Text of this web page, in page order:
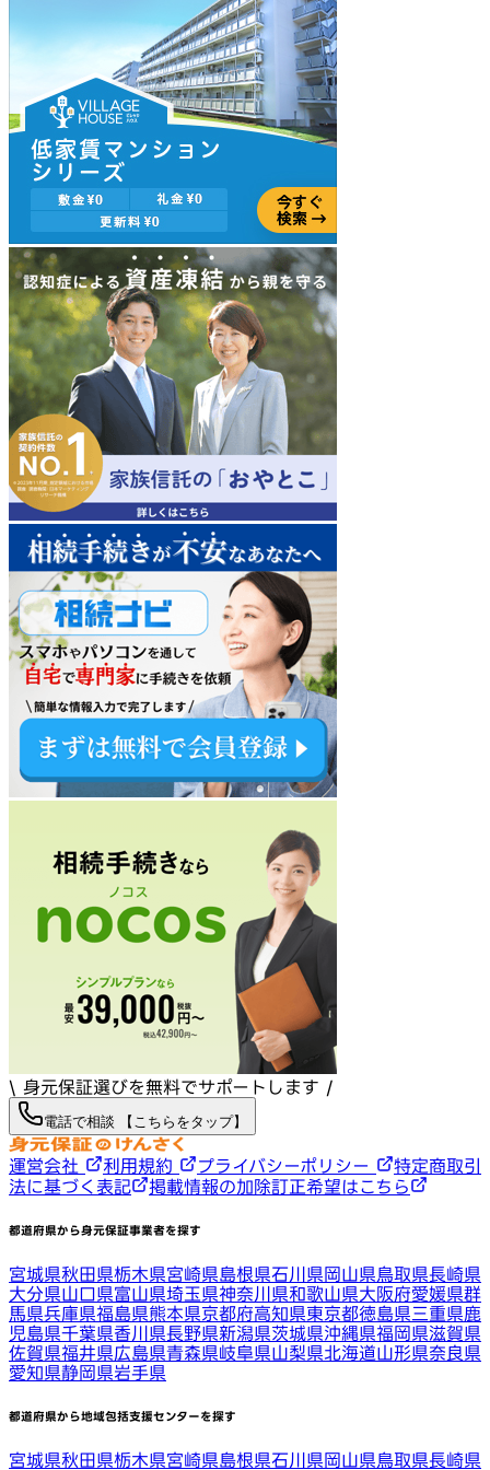
\ 身元保証選びを無料でサポートします /
電話で相談 【こちらをタップ】
運営会社 利用規約 プライバシーポリシー
特定商取引
法に基づく表記
掲載情報の加除訂正希望はこちら
都道府県から身元保証事業者を探す
宮城県秋田県栃木県宮崎県島根県石川県岡山県鳥取県長崎県
大分県山口県富山県埼玉県神奈川県和歌山県大阪府愛媛県群
馬県兵庫県福島県熊本県京都府高知県東京都徳島県三重県鹿
児島県千葉県香川県長野県新潟県茨城県沖縄県福岡県滋賀県
佐賀県福井県広島県青森県岐阜県山梨県北海道山形県奈良県
愛知県静岡県岩手県
都道府県から地域包括支援センターを探す
宮城県秋田県栃木県宮崎県島根県石川県岡山県鳥取県長崎県